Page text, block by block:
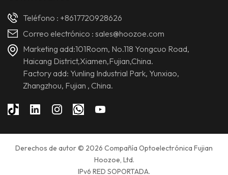
Teléfono : +8617720928626
Correo electrónico :sales@hoozoe.com
Marketing add:101Room, No.118 Yongcuo Road,
Haicang District,Xiamen,Fujian,China.
Factory add: Yunling Industrial Park, Yunxiao,
Zhangzhou, Fujian , China.
Derechos de autor © 2026 Compañía Optoelectrónica Fujian
Hoozoe, Ltd.
IPv6 RED SOPORTADA.